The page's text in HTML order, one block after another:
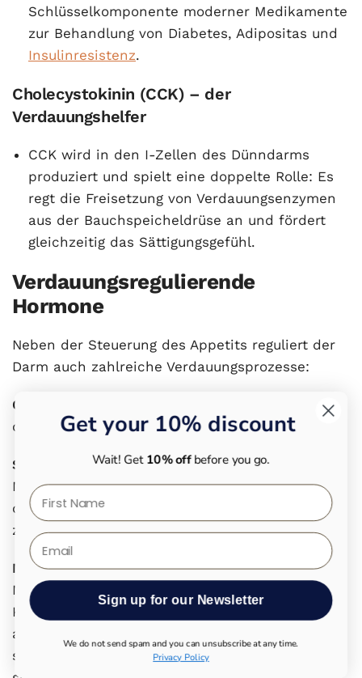
Schlüsselkomponente moderner Medikamente
zur Behandlung von Diabetes, Adipositas und
Insulinresistenz.
Cholecystokinin (CCK) – der
Verdauungshelfer
CCK wird in den I-Zellen des Dünndarms
produziert und spielt eine doppelte Rolle: Es
regt die Freisetzung von Verdauungsenzymen
aus der Bauchspeicheldrüse an und fördert
gleichzeitig das Sättigungsgefühl.
Verdauungsregulierende
Hormone
Neben der Steuerung des Appetits reguliert der
Darm auch zahlreiche Verdauungsprozesse:
Gastrin
stimuliert die Magensäureproduktion, um
die Verdauung von Proteinen zu fördern.
Sekretin
wird bei Kontakt mit saurem
Mageninhalt im Dünndarm freigesetzt und sorgt
dafür, dass die Bauchspeicheldrüse Bicarbonat
zur Neutralisierung der Magensäure produziert.
Motilinreguliert die sogenannten Migrating
Motor Complexes (MMC), rhythmische
Kontraktionen, die zwischen den Mahlzeiten
ablaufen und den Darm reinigen. Diese Funktion
steht aktuell sehr im Fokus der Forschung und
Get your 10% discount
Wait! Get10% offbefore you go.
First Name
Email
Sign up for our Newsletter
We do not send spam and you can unsubscribe at any time.
Privacy Policy